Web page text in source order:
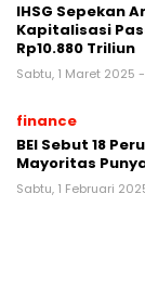
IHSG Sepekan
Kapitalisasi
Rp10.880 Triliun
Sabtu, 1 Maret 2025
finance
BEI Sebut 18
Mayoritas
Sabtu, 1 Februari